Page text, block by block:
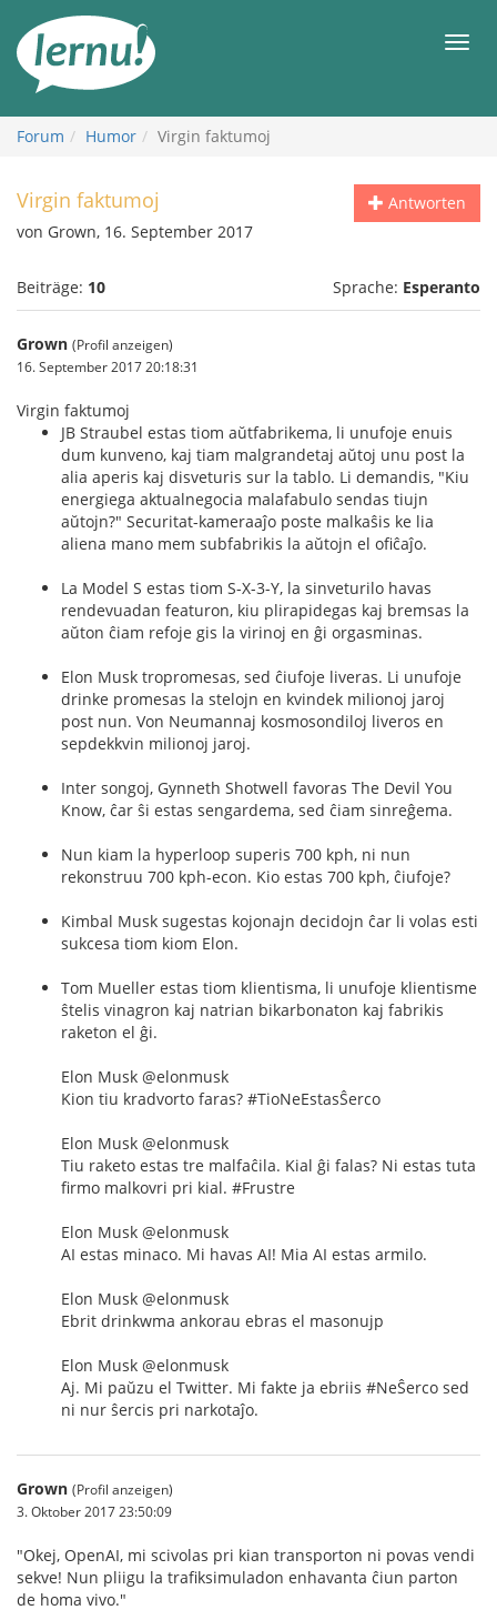
Inhalt
Forum Humor Virgin faktumoj
Antworten
Virgin faktumoj
von Grown, 16. September 2017
Beiträge: 10 Sprache: Esperanto
Grown (Profil anzeigen)
16. September 2017 20:18:31
Virgin faktumoj
JB Straubel estas tiom aŭtfabrikema, li unufoje enuis
dum kunveno, kaj tiam malgrandetaj aŭtoj unu post la
alia aperis kaj disveturis sur la tablo. Li demandis, "Kiu
energiega aktualnegocia malafabulo sendas tiujn
aŭtojn?" Securitat-kameraaĵo poste malkaŝis ke lia
aliena mano mem subfabrikis la aŭtojn el ofiĉaĵo.
La Model S estas tiom S-X-3-Y, la sinveturilo havas
rendevuadan featuron, kiu plirapidegas kaj bremsas la
aŭton ĉiam refoje gis la virinoj en ĝi orgasminas.
Elon Musk tropromesas, sed ĉiufoje liveras. Li unufoje
drinke promesas la stelojn en kvindek milionoj jaroj
post nun. Von Neumannaj kosmosondiloj liveros en
sepdekkvin milionoj jaroj.
Inter songoj, Gynneth Shotwell favoras The Devil You
Know, ĉar ŝi estas sengardema, sed ĉiam sinreĝema.
Nun kiam la hyperloop superis 700 kph, ni nun
rekonstruu 700 kph-econ. Kio estas 700 kph, ĉiufoje?
Kimbal Musk sugestas kojonajn decidojn ĉar li volas esti
sukcesa tiom kiom Elon.
Tom Mueller estas tiom klientisma, li unufoje klientisme
ŝtelis vinagron kaj natrian bikarbonaton kaj fabrikis
raketon el ĝi.
Elon Musk @elonmusk
Kion tiu kradvorto faras? #TioNeEstasŜerco
Elon Musk @elonmusk
Tiu raketo estas tre malfaĉila. Kial ĝi falas? Ni estas tuta
firmo malkovri pri kial. #Frustre
Elon Musk @elonmusk
AI estas minaco. Mi havas AI! Mia AI estas armilo.
Elon Musk @elonmusk
Ebrit drinkwma ankorau ebras el masonujp
Elon Musk @elonmusk
Aj. Mi paŭzu el Twitter. Mi fakte ja ebriis #NeŜerco sed
ni nur ŝercis pri narkotaĵo.
Grown (Profil anzeigen)
3. Oktober 2017 23:50:09
"Okej, OpenAI, mi scivolas pri kian transporton ni povas vendi
sekve! Nun pliigu la trafiksimuladon enhavanta ĉiun parton
de homa vivo."